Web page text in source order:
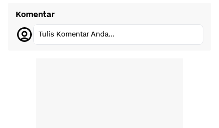
Komentar
Tulis Komentar Anda...